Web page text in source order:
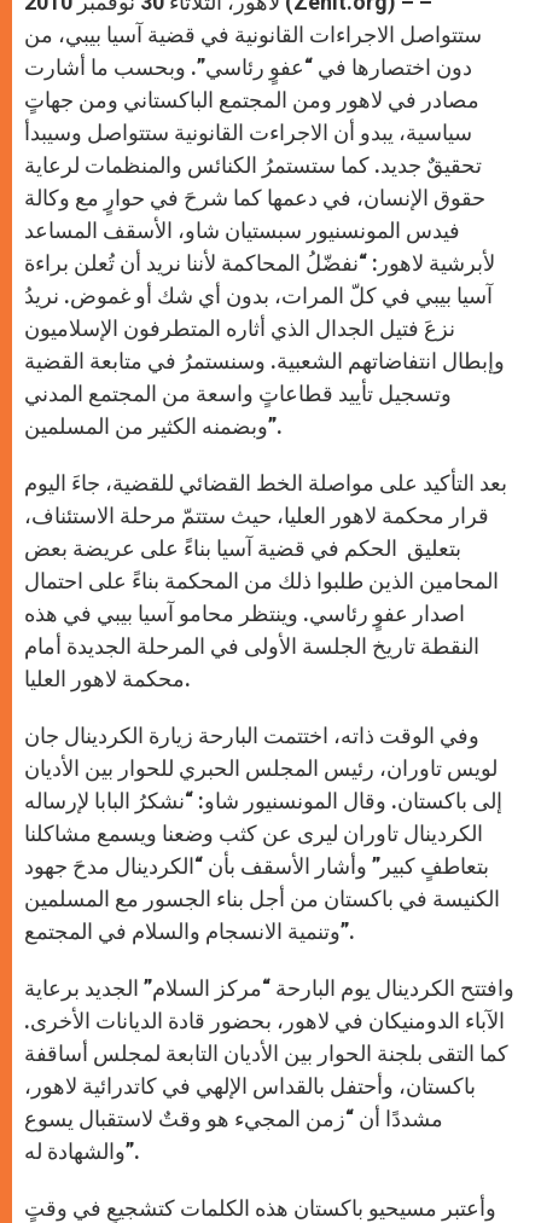
p e
r
k
ستتواصل الاجراءات القانونية في قضية آسيا بيبي، من
دون اختصارها في “عفوٍ رئاسي”. وبحسب ما أشارت
مصادر في لاهور ومن المجتمع الباكستاني ومن جهاتٍ
سياسية، يبدو أن الاجراءت القانونية ستتواصل وسيبدأ
تحقيقٌ جديد. كما ستستمرُ الكنائس والمنظمات لرعاية
حقوق الإنسان، في دعمها كما شرحَ في حوارٍ مع وكالة
فيدس المونسنيور سبستيان شاو، الأسقف المساعد
لأبرشية لاهور: “نفضّلُ المحاكمة لأننا نريد أن تُعلن براءة
آسيا بيبي في كلّ المرات، بدون أي شك أو غموض. نريدُ
نزعَ فتيل الجدال الذي أثاره المتطرفون الإسلاميون
وإبطال انتفاضاتهم الشعبية. وسنستمرُ في متابعة القضية
وتسجيل تأييد قطاعاتٍ واسعة من المجتمع المدني
وبضمنه الكثير من المسلمين”.
بعد التأكيد على مواصلة الخط القضائي للقضية، جاءَ اليوم
قرار محكمة لاهور العليا، حيث ستتمّ مرحلة الاستئناف،
بتعليق الحكم في قضية آسيا بناءً على عريضة بعض
المحامين الذين طلبوا ذلك من المحكمة بناءً على احتمال
اصدار عفوٍ رئاسي. وينتظر محامو آسيا بيبي في هذه
النقطة تاريخ الجلسة الأولى في المرحلة الجديدة أمام
محكمة لاهور العليا.
وفي الوقت ذاته، اختتمت البارحة زيارة الكردينال جان
لويس تاوران، رئيس المجلس الحبري للحوار بين الأديان
إلى باكستان. وقال المونسنيور شاو: “نشكرُ البابا لإرساله
الكردينال تاوران ليرى عن كثب وضعنا ويسمع مشاكلنا
بتعاطفٍ كبير” وأشار الأسقف بأن “الكردينال مدحَ جهود
الكنيسة في باكستان من أجل بناء الجسور مع المسلمين
وتنمية الانسجام والسلام في المجتمع”.
وافتتح الكردينال يوم البارحة “مركز السلام” الجديد برعاية
الآباء الدومنيكان في لاهور، بحضور قادة الديانات الأخرى.
كما التقى بلجنة الحوار بين الأديان التابعة لمجلس أساقفة
باكستان، وأحتفل بالقداس الإلهي في كاتدرائية لاهور،
مشددًا أن “زمن المجيء هو وقتٌ لاستقبال يسوع
والشهادة له”.
وأعتبر مسيحيو باكستان هذه الكلمات كتشجيعٍ في وقتٍ